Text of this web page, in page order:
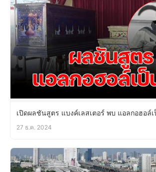
เปิดผลชันสูตร แบงค์เลสเตอร์ พบ แอลกอฮอล์
27 ธ.ค. 2024